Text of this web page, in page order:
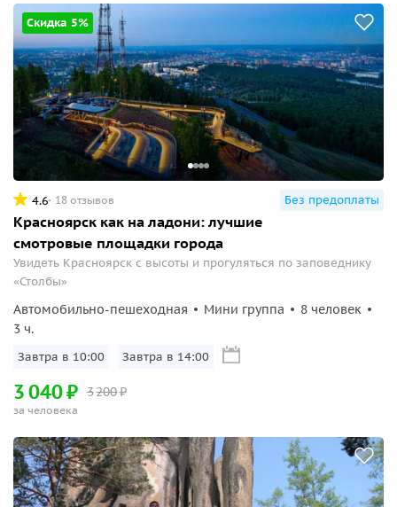
Скидка 5%
4.6 18 отзывов Без предоплаты
Красноярск как на ладони: лучшие
смотровые площадки города
Увидеть Красноярск с высоты и прогуляться по заповеднику
«Столбы»
Автомобильно-пешеходная Мини группа
8 человек
3 ч.
Завтра в 10:00 Завтра в 14:00
3200₽
3040₽
за человека